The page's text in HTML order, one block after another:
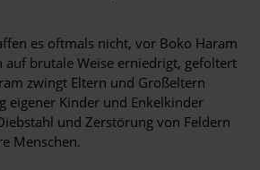
es oftmals nicht, vor Boko Haram
auf brutale Weise erniedrigt, gefoltert
zwingt Eltern und Großeltern
eigener Kinder und Enkelkinder
und Zerstörung von Feldern
Menschen.